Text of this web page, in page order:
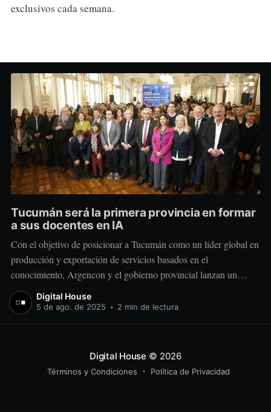
exclusivos cada semana.
Tucumán será la primera provincia en formar
a sus docentes en IA
Con el objetivo de posicionar a Tucumán como un líder global en
producción y exportación de servicios basados en el
conocimiento, Argencon y el gobierno provincial lanzan un
programa pionero de capacitación docente en Inteligencia
Artificial que beneficiará a más de 25.000 educadores. Buenos
Digital House
5 de ago. de 2025 • 2 min de lectura
Digital House © 2026
Términos y Condiciones Política de Privacidad